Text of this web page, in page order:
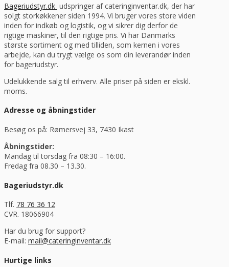
Bageriudstyr.dk udspringer af cateringinventar.dk, der har
solgt storkøkkener siden 1994. Vi bruger vores store viden
inden for indkøb og logistik, og vi sikrer dig derfor de
rigtige maskiner, til den rigtige pris. Vi har Danmarks
største sortiment og med tilliden, som kernen i vores
arbejde, kan du trygt vælge os som din leverandør inden
for bageriudstyr.
Udelukkende salg til erhverv. Alle priser på siden er ekskl.
moms.
Adresse og åbningstider
Besøg os på: Rømersvej 33, 7430 Ikast
Åbningstider:
Mandag til torsdag fra 08:30 – 16:00.
Fredag fra 08.30 – 13.30.
Bageriudstyr.dk
Tlf. 78 76 36 12
CVR. 18066904
Har du brug for support?
E-mail: mail@cateringinventar.dk
Hurtige links